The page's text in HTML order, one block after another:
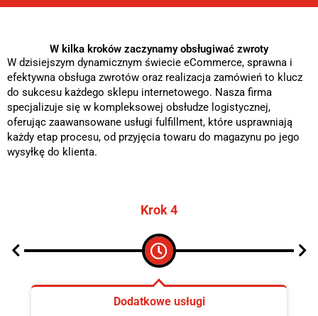
W kilka kroków zaczynamy obsługiwać zwroty
W dzisiejszym dynamicznym świecie eCommerce, sprawna i
efektywna obsługa zwrotów oraz realizacja zamówień to klucz
do sukcesu każdego sklepu internetowego. Nasza firma
specjalizuje się w kompleksowej obsłudze logistycznej,
oferując zaawansowane usługi fulfillment, które usprawniają
każdy etap procesu, od przyjęcia towaru do magazynu po jego
wysyłkę do klienta.
Krok 4
Dodatkowe usługi